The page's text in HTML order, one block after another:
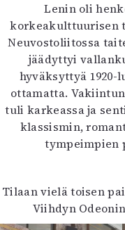
Lenin oli
korkeakulttuurisen
Neuvostoliitossa
jäädyttyi
hyväksyttyä
ottamatta.
tuli karkeassa ja
klassismin,
tympeimpien
Tilaan vielä toisen
Viihdyn